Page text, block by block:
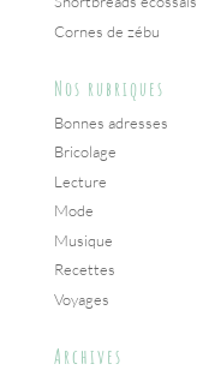
Cornes de zébu
Nos rubriques
Bonnes adresses
Bricolage
Lecture
Mode
Musique
Recettes
Voyages
Archives